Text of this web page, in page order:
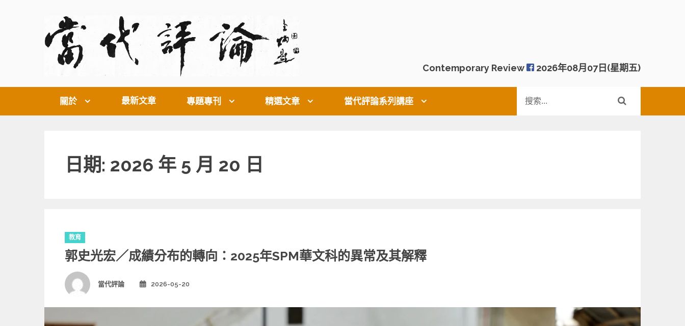
Contemporary Review 2026年08月07日(星期五)
關於 最新文章 專題專刊 精選文章 當代評論系列講座
日期: 2026 年 5 月 20 日
C
a
t
g
o
i
e
教育
郭史光宏／成績分布的轉向：2025年SPM華文科的異常及其解釋
Author
當代評論 2026-05-20